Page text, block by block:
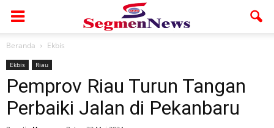
Beranda Ekbis
Ekbis Riau
Pemprov Riau Turun Tangan
Perbaiki Jalan di Pekanbaru